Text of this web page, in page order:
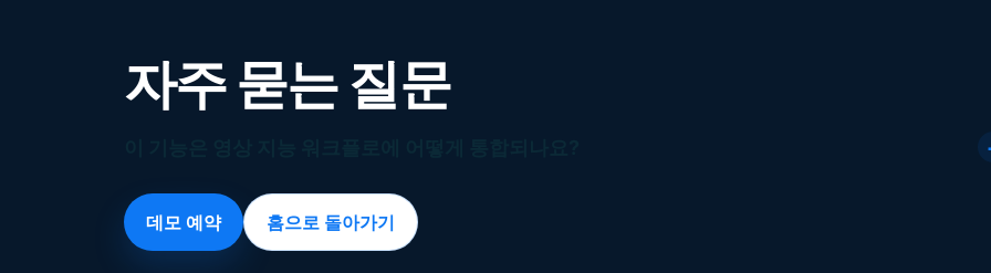
자주 묻는 질문
데모 예약 홈으로 돌아가기